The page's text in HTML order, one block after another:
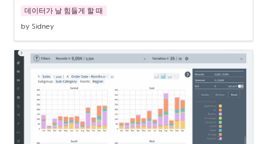
데이터가 날 힘들게 할 때
by Sidney